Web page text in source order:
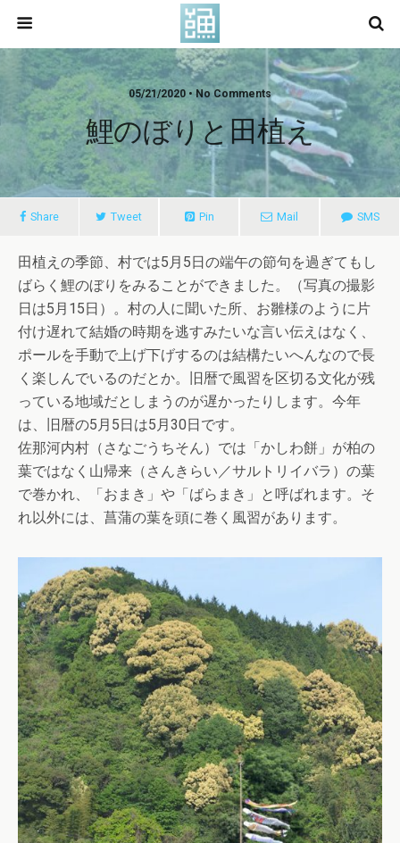
05/21/2020 • No Comments
鯉のぼりと田植え
Share Tweet Pin Mail SMS
田植えの季節、村では5月5日の端午の節句を過ぎてもし
ばらく鯉のぼりをみることができました。（写真の撮影
日は5月15日）。村の人に聞いた所、お雛様のように片
付け遅れて結婚の時期を逃すみたいな言い伝えはなく、
ポールを手動で上げ下げするのは結構たいへんなので長
く楽しんでいるのだとか。旧暦で風習を区切る文化が残
っている地域だとしまうのが遅かったりします。今年
は、旧暦の5月5日は5月30日です。
佐那河内村（さなごうちそん）では「かしわ餅」が柏の
葉ではなく山帰来（さんきらい／サルトリイバラ）の葉
で巻かれ、「おまき」や「ばらまき」と呼ばれます。そ
れ以外には、菖蒲の葉を頭に巻く風習があります。